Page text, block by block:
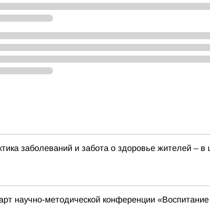
заболеваний и забота о здоровье жителей – в
научно-методической конференции